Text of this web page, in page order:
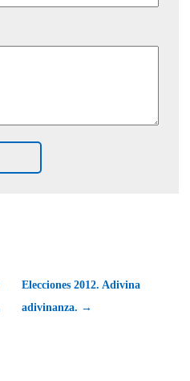
Elecciones 2012. Adivina
adivinanza. →